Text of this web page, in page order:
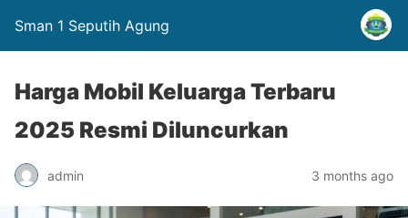
Sman 1 Seputih Agung
Harga Mobil Keluarga Terbaru
2025 Resmi Diluncurkan
admin 3 months ago